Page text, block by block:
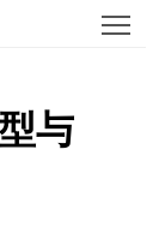
与